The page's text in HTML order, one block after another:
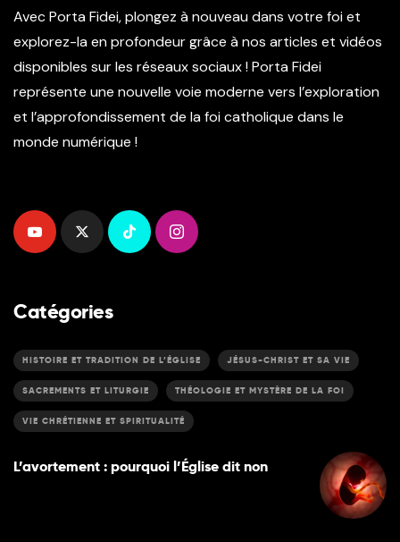
Avec Porta Fidei, plongez à nouveau dans votre foi et
explorez-la en profondeur grâce à nos articles et vidéos
disponibles sur les réseaux sociaux ! Porta Fidei
représente une nouvelle voie moderne vers l’exploration
et l’approfondissement de la foi catholique dans le
monde numérique !
Catégories
HISTOIRE ET TRADITION DE L’ÉGLISE JÉSUS-CHRIST ET SA VIE
SACREMENTS ET LITURGIE THÉOLOGIE ET MYSTÈRE DE LA FOI
VIE CHRÉTIENNE ET SPIRITUALITÉ
L’avortement : pourquoi l’Église dit non